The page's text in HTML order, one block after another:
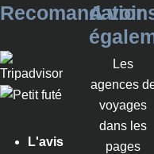
L'avis
A voir
Les
agences
voyages
dans les
pages